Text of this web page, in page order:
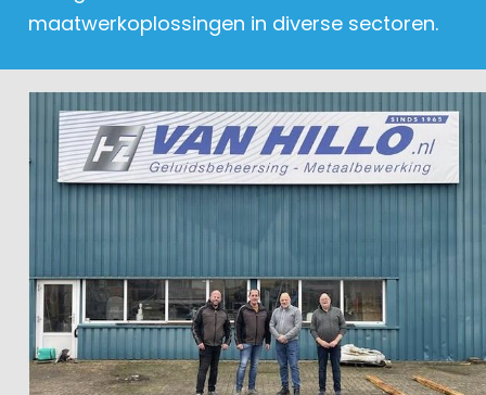
maatwerkoplossingen in diverse sectoren.